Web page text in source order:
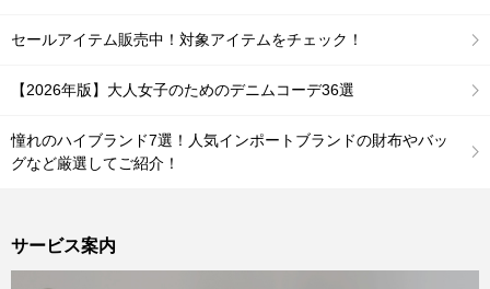
セールアイテム販売中！対象アイテムをチェック！
【2026年版】大人女子のためのデニムコーデ36選
憧れのハイブランド7選！人気インポートブランドの財布やバッ
グなど厳選してご紹介！
サービス案内